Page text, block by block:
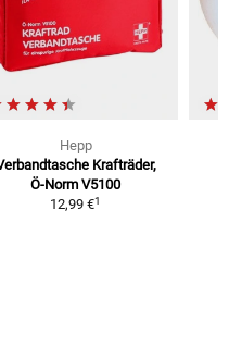
Hepp
Krafträder,
Ö-Norm V5100
12,99 €1